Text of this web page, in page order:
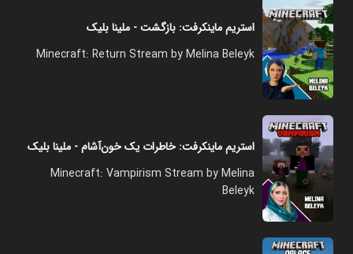
استریم ماینکرفت: بازگشت - ملینا بلیک
Minecraft: Return Stream by Melina Beleyk
استریم ماینکرفت: خاطرات یک خون‌آشام - ملینا بلیک
Minecraft: Vampirism Stream by Melina
Beleyk